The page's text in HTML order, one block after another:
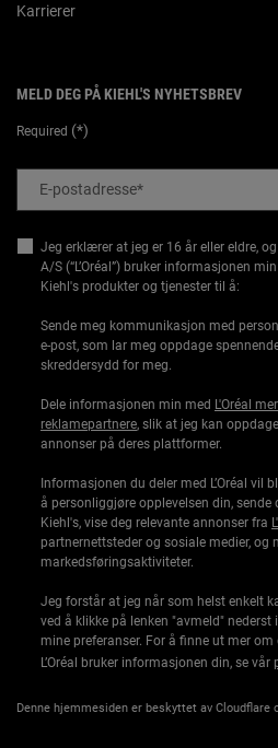
Karrierer
MELD DEG PÅ KIEHL'S NYHETSBREV
Required (*)
E-postadresse*
Jeg erklærer at jeg er 16 år eller eldre,
A/S (“L’Oréal”) bruker informasjonen
Kiehl's produkter og tjenester til å:
Sende meg kommunikasjon med
e-post, som lar meg oppdage
skreddersydd for meg.
Dele informasjonen min med L'Oréal
reklamepartnere, slik at jeg kan
annonser på deres plattformer.
Informasjonen du deler med L’Oréal vil
å personliggjøre opplevelsen din,
Kiehl's, vise deg relevante annonser fra
partnernettsteder og sosiale medier, og
markedsføringsaktiviteter.
Jeg forstår at jeg når som helst enkelt
ved å klikke på lenken "avmeld"
mine preferanser. For å finne ut mer
L’Oréal bruker informasjonen din, se vår
Denne hjemmesiden er beskyttet av